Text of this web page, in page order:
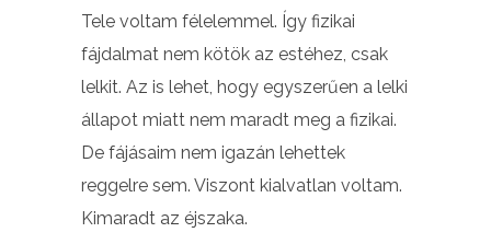
Tele voltam félelemmel. Így fizikai
fájdalmat nem kötök az estéhez, csak
lelkit. Az is lehet, hogy egyszerűen a lelki
állapot miatt nem maradt meg a fizikai.
De fájásaim nem igazán lehettek
reggelre sem. Viszont kialvatlan voltam.
Kimaradt az éjszaka.